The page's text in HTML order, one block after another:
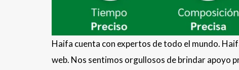
Haifa cuenta con expertos de todo el mundo.
web. Nos sentimos orgullosos de brindar apoyo